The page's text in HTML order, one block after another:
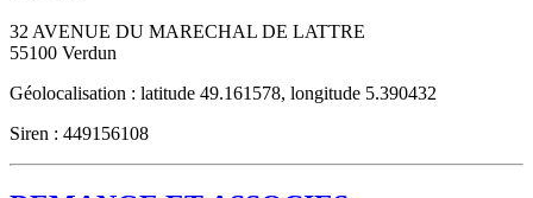
32 AVENUE DU MARECHAL DE LATTRE
55100 Verdun
Géolocalisation : latitude 49.161578, longitude 5.390432
Siren : 449156108